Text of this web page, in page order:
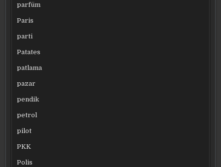
parfüm
Paris
parti
Patates
patlama
pazar
pendik
petrol
pilot
PKK
Polis